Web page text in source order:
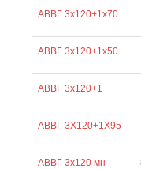
АВВГ 3х120+1х70
АВВГ 3х120+1х50
АВВГ 3х120+1
АВВГ 3Х120+1Х95
АВВГ 3х120 мн